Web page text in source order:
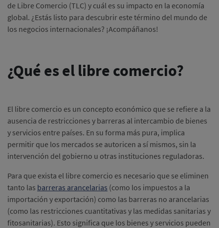
de Libre Comercio (TLC) y cuál es su impacto en la economía
global. ¿Estás listo para descubrir este término del mundo de
los negocios internacionales? ¡Acompáñanos!
¿Qué es el libre comercio?
El libre comercio es un concepto económico que se refiere a la
ausencia de restricciones y barreras al intercambio de bienes
y servicios entre países. En su forma más pura, implica
permitir que los mercados se autoricen a sí mismos, sin la
intervención del gobierno u otras instituciones reguladoras.
Para que exista el libre comercio es necesario que se eliminen
tanto las barreras arancelarias (como los impuestos a la
importación y exportación) como las barreras no arancelarias
(como las restricciones cuantitativas y las medidas sanitarias y
fitosanitarias). Esto significa que los bienes y servicios pueden